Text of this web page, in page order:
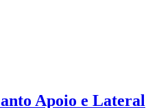
Apoio e Lateral